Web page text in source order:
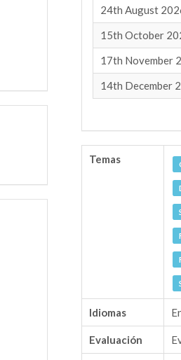
24th August
15th October
17th November
14th December
Temas
Idiomas
Evaluación